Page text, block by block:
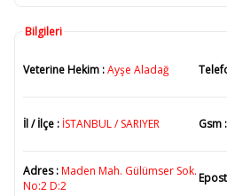
Bilgileri
Veterine Hekim :Ayşe Aladağ
İl / İlçe : İSTANBUL / SARIYER Gsm :
Adres :Maden Mah. Gülümser Sok.
No:2 D:2